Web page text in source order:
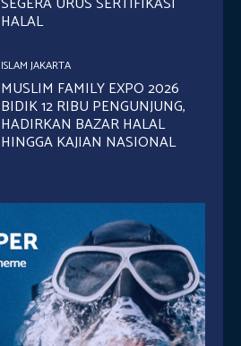
HALAL
ISLAM JAKARTA
MUSLIM FAMILY EXPO 2026
BIDIK 12 RIBU PENGUNJUNG,
HADIRKAN BAZAR HALAL
HINGGA KAJIAN NASIONAL